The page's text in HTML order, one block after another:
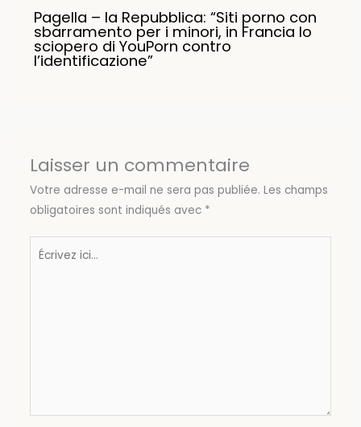
Pagella – la Repubblica: “Siti porno con
sbarramento per i minori, in Francia lo
sciopero di YouPorn contro
l’identificazione”
Laisser un commentaire
Votre adresse e-mail ne sera pas publiée. Les champs
obligatoires sont indiqués avec *
Écrivez